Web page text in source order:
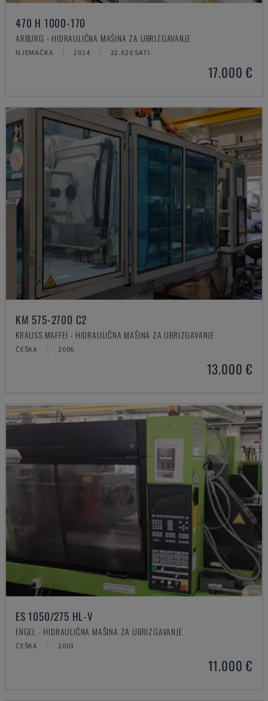
470 H 1000-170
ARBURG - HIDRAULIČNA MAŠINA ZA UBRIZGAVANJE
NJEMAČKA 2014 22.626 SATI
17.000 €
KM 575-2700 C2
KRAUSS MAFFEI - HIDRAULIČNA MAŠINA ZA UBRIZGAVANJE
ČEŠKA 2006
13.000 €
ES 1050/275 HL-V
ENGEL - HIDRAULIČNA MAŠINA ZA UBRIZGAVANJE
ČEŠKA 2003
11.000 €